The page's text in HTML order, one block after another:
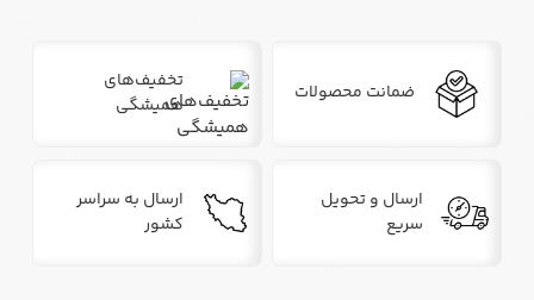
ضمانت محصولات
تخفیف‌های
همیشگی
ارسال و تحویل
سریع
ارسال به سراسر
کشور